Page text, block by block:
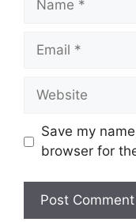
Save my
browser for